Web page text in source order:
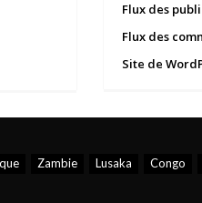
Flux des
Flux des
Site de
Zambie Lusaka Congo